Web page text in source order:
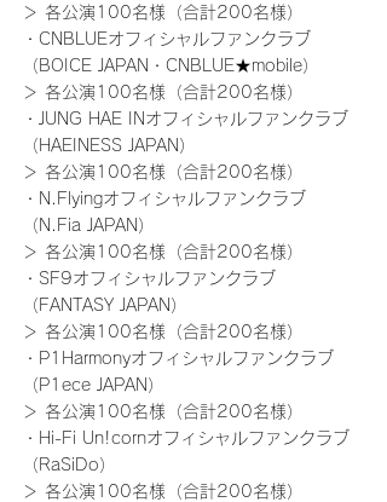
＞ 各公演100名様（合計200名様）
・CNBLUEオフィシャルファンクラブ
（BOICE JAPAN・CNBLUE★mobile）
＞ 各公演100名様（合計200名様）
・JUNG HAE INオフィシャルファンクラブ
（HAEINESS JAPAN）
＞ 各公演100名様（合計200名様）
・N.Flyingオフィシャルファンクラブ
（N.Fia JAPAN）
＞ 各公演100名様（合計200名様）
・SF9オフィシャルファンクラブ
（FANTASY JAPAN）
＞ 各公演100名様（合計200名様）
・P1Harmonyオフィシャルファンクラブ
（P1ece JAPAN）
＞ 各公演100名様（合計200名様）
・Hi-Fi Un!cornオフィシャルファンクラブ
（RaSiDo）
＞ 各公演100名様（合計200名様）